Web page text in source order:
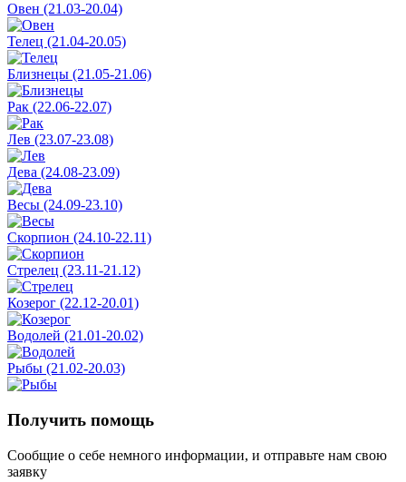
Овен (21.03-20.04)
Телец (21.04-20.05)
Близнецы (21.05-21.06)
Рак (22.06-22.07)
Лев (23.07-23.08)
Дева (24.08-23.09)
Весы (24.09-23.10)
Скорпион (24.10-22.11)
Стрелец (23.11-21.12)
Козерог (22.12-20.01)
Водолей (21.01-20.02)
Рыбы (21.02-20.03)
Получить помощь
Сообщие о себе немного информации, и отправьте нам свою
заявку